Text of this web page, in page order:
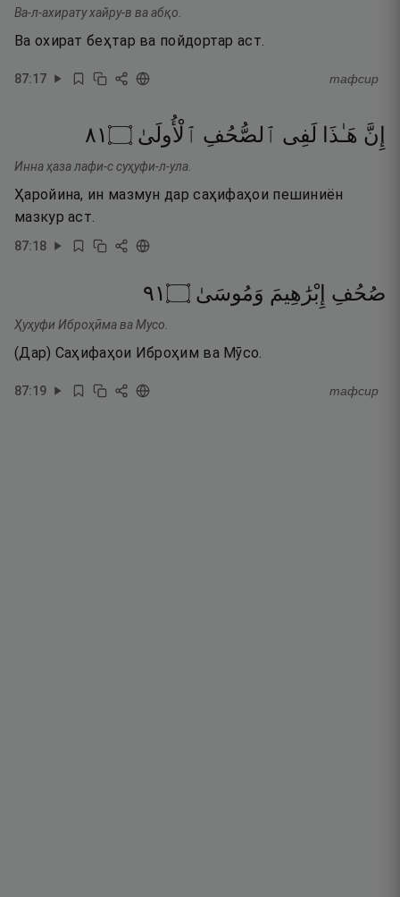
Ва-л-ахирату хайру-в ва абқо.
Ва охират беҳтар ва пойдортар аст.
87:17 тафсир
إِنَّ هَـٰذَا لَفِى ٱلصُّحُفِ ٱلْأُولَىٰ ۝١٨
Инна ҳаза лафи-с суҳуфи-л-ула.
Ҳаройина, ин мазмун дар саҳифаҳои пешиниён
мазкур аст.
87:18
صُحُفِ إِبْرَٰهِيمَ وَمُوسَىٰ ۝١٩
Ҳуҳуфи Иброҳӣма ва Мусо.
(Дар) Саҳифаҳои Иброҳим ва Мӯсо.
87:19 тафсир